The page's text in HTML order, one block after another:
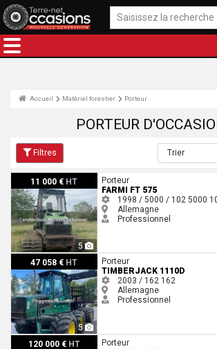
Accueil Matériel forestier Porteur
PORTEUR
Filtres
11 000 € HT
5
Farmi FT 575
Porteur
FARMI FT 575
1998 / 5000 / 102 5000
Allemagne
Professionnel
47 058 € HT
5
Timberjack 1110D
Porteur
TIMBERJACK 1110D
2003 / 162 162
Allemagne
Professionnel
120 000 € HT
Ponsse Buffalo
Porteur